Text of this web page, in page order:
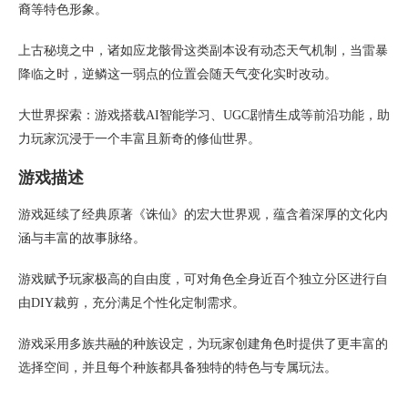
裔等特色形象。
上古秘境之中，诸如应龙骸骨这类副本设有动态天气机制，当雷暴
降临之时，逆鳞这一弱点的位置会随天气变化实时改动。
大世界探索：游戏搭载AI智能学习、UGC剧情生成等前沿功能，助
力玩家沉浸于一个丰富且新奇的修仙世界。
游戏描述
游戏延续了经典原著《诛仙》的宏大世界观，蕴含着深厚的文化内
涵与丰富的故事脉络。
游戏赋予玩家极高的自由度，可对角色全身近百个独立分区进行自
由DIY裁剪，充分满足个性化定制需求。
游戏采用多族共融的种族设定，为玩家创建角色时提供了更丰富的
选择空间，并且每个种族都具备独特的特色与专属玩法。